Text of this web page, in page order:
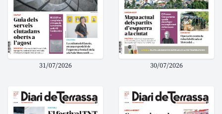
31/07/2026 30/07/2026